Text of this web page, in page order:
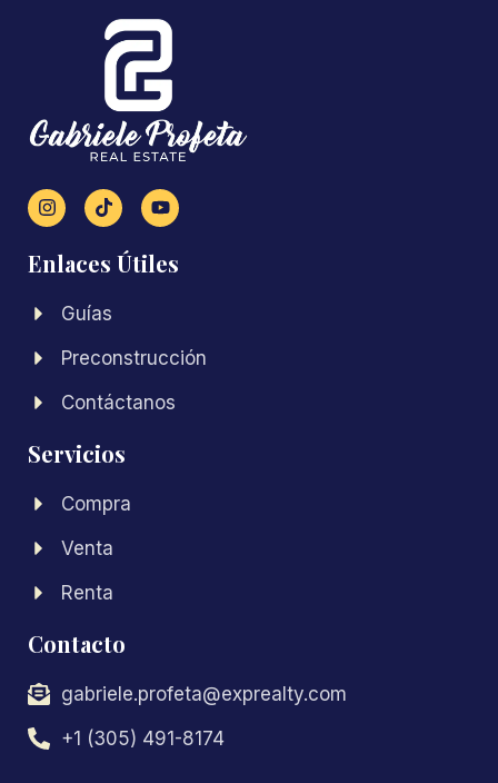
Enlaces Útiles
Guías
Preconstrucción
Contáctanos
Servicios
Compra
Venta
Renta
Contacto
gabriele.profeta@exprealty.com
+1 (305) 491-8174